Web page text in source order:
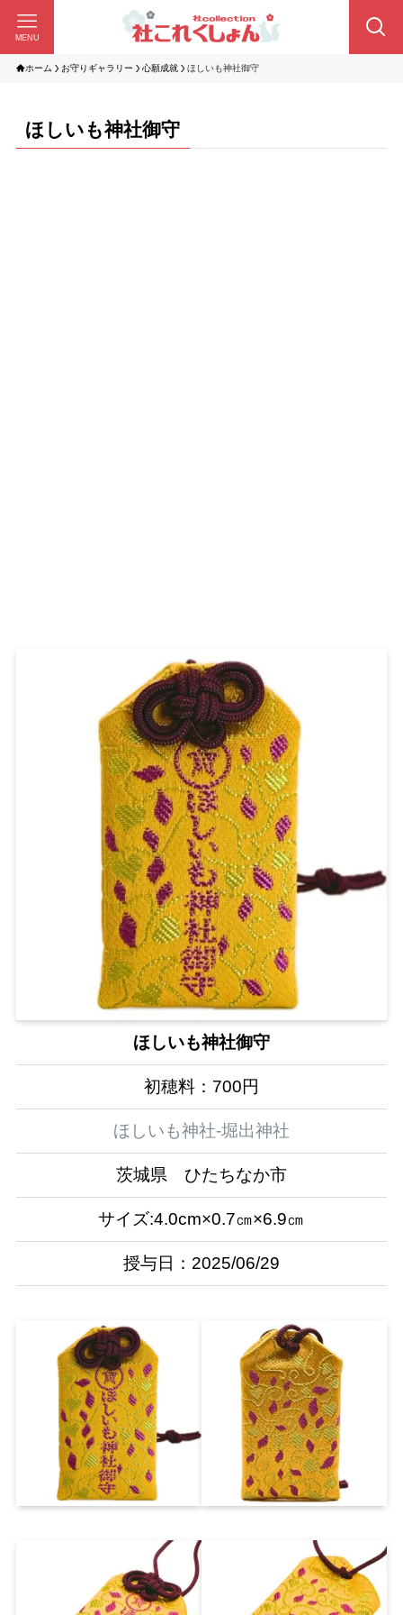
MENU
ホーム お守りギャラリー 心願成就 ほしいも神社御守
ほしいも神社御守
ほしいも神社御守
初穂料：700円
ほしいも神社-堀出神社
茨城県 ひたちなか市
サイズ:4.0cm×0.7㎝×6.9㎝
授与日：2025/06/29